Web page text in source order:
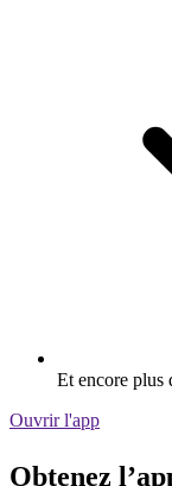
Et encore plus
Ouvrir l'app
Obtenez